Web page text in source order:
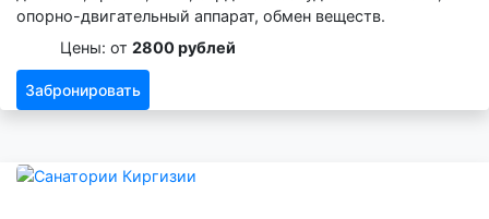
опорно-двигательный аппарат, обмен веществ.
Цены: от 2800 рублей
Забронировать